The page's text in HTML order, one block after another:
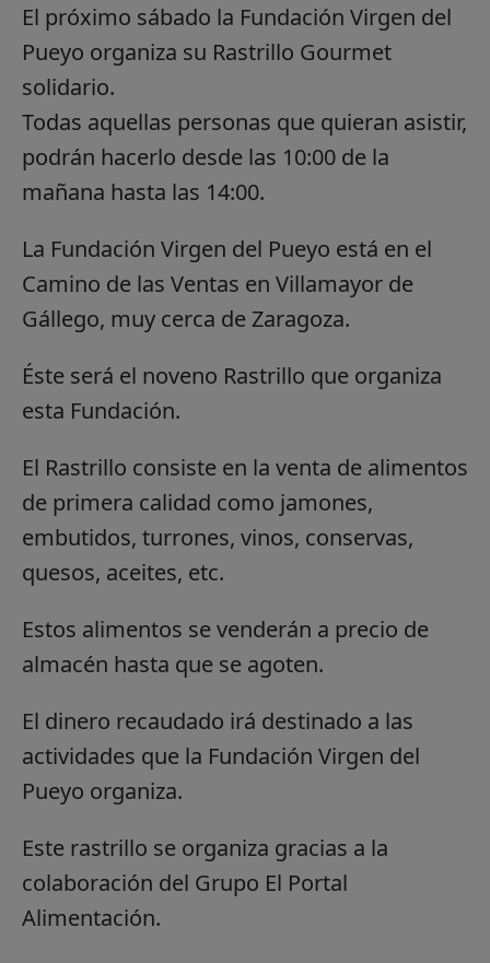
El próximo sábado la Fundación Virgen del
Pueyo organiza su Rastrillo Gourmet
solidario.
Todas aquellas personas que quieran asistir,
podrán hacerlo desde las 10:00 de la
mañana hasta las 14:00.
La Fundación Virgen del Pueyo está en el
Camino de las Ventas en Villamayor de
Gállego, muy cerca de Zaragoza.
Éste será el noveno Rastrillo que organiza
esta Fundación.
El Rastrillo consiste en la venta de alimentos
de primera calidad como jamones,
embutidos, turrones, vinos, conservas,
quesos, aceites, etc.
Estos alimentos se venderán a precio de
almacén hasta que se agoten.
El dinero recaudado irá destinado a las
actividades que la Fundación Virgen del
Pueyo organiza.
Este rastrillo se organiza gracias a la
colaboración del Grupo El Portal
Alimentación.